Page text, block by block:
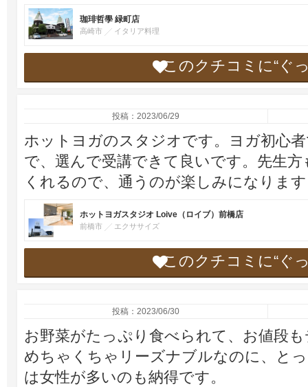
珈琲哲學 緑町店
高崎市 イタリア料理
このクチコミに“ぐ
投稿：2023/06/29
ホットヨガのスタジオです。ヨガ初心
で、選んで受講できて良いです。先生
くれるので、通うのが楽しみになりま
ホットヨガスタジオ Loive（ロイブ）前橋店
前橋市 エクササイズ
このクチコミに“ぐ
投稿：2023/06/30
お野菜がたっぷり食べられて、お値段
めちゃくちゃリーズナブルなのに、と
は女性が多いのも納得です。